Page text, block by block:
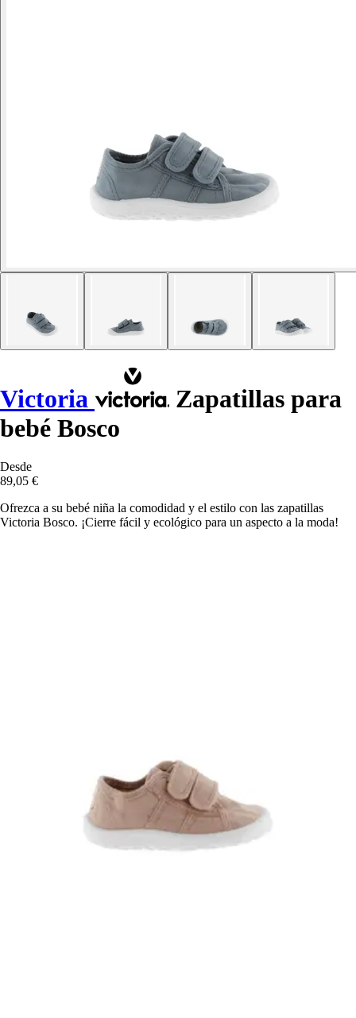
Victoria
Zapatillas para
bebé Bosco
Desde
89,05 €
Ofrezca a su bebé niña la comodidad y el estilo con las zapatillas
Victoria Bosco. ¡Cierre fácil y ecológico para un aspecto a la moda!